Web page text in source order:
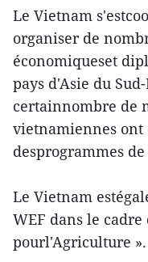
Le Vietnam
organiser de
économiqueset
pays d'Asie du
certainnombre de
vietnamiennes ont
desprogrammes
Le Vietnam
WEF dans le
pourl'Agriculture ».